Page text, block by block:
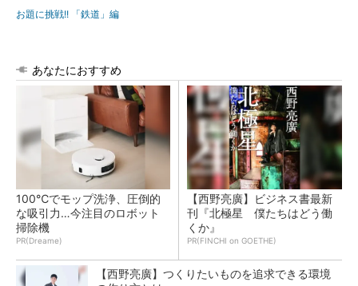
お題に挑戦!! 「鉄道」編
あなたにおすすめ
100℃でモップ洗浄、圧倒的
な吸引力…今注目のロボット
掃除機
PR(Dreame)
【西野亮廣】ビジネス書最新
刊『北極星 僕たちはどう働
くか』
PR(FINCHI on GOETHE)
【西野亮廣】つくりたいものを追求できる環境